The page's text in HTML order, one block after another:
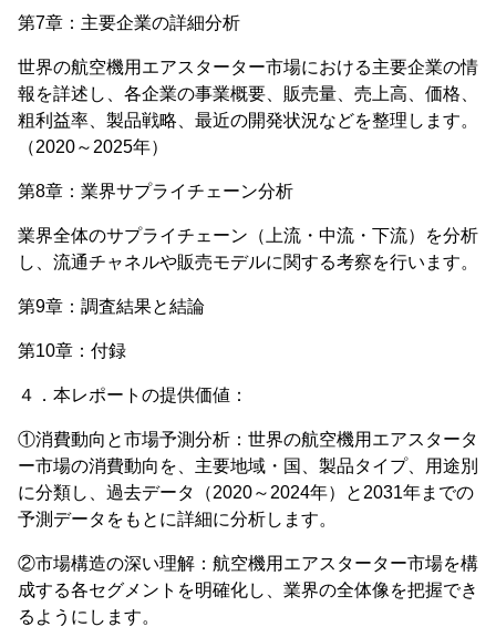
第7章：主要企業の詳細分析
世界の航空機用エアスターター市場における主要企業の情
報を詳述し、各企業の事業概要、販売量、売上高、価格、
粗利益率、製品戦略、最近の開発状況などを整理します。
（2020～2025年）
第8章：業界サプライチェーン分析
業界全体のサプライチェーン（上流・中流・下流）を分析
し、流通チャネルや販売モデルに関する考察を行います。
第9章：調査結果と結論
第10章：付録
４．本レポートの提供価値：
①消費動向と市場予測分析：世界の航空機用エアスタータ
ー市場の消費動向を、主要地域・国、製品タイプ、用途別
に分類し、過去データ（2020～2024年）と2031年までの
予測データをもとに詳細に分析します。
②市場構造の深い理解：航空機用エアスターター市場を構
成する各セグメントを明確化し、業界の全体像を把握でき
るようにします。